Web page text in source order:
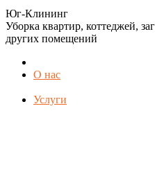
Юг-Клининг
Уборка квартир, коттеджей,
других помещений
О нас
Услуги